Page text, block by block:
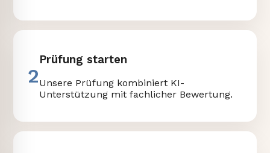
2
Prüfung starten
Unsere Prüfung kombiniert KI-
Unterstützung mit fachlicher Bewertung.